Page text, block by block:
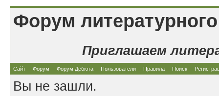
Форум
Приглашаем
Сайт Форум Форум Дебюта Пользователи Правила Поиск
Вы не зашли.